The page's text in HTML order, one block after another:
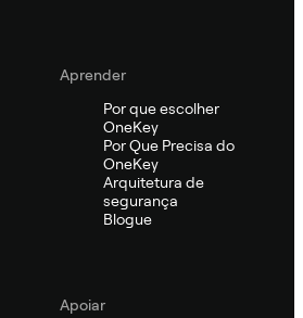
Aprender
Por que escolher
OneKey
Por Que Precisa do
OneKey
Arquitetura de
segurança
Blogue
Apoiar